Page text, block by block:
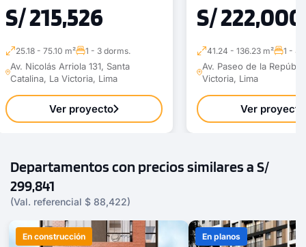
S/ 215,526
25.18 - 75.10 m² 1 - 3 dorms.
Av. Nicolás Arriola 131, Santa
Catalina, La Victoria, Lima
Ver proyecto
S/ 222,000
41.24 - 136.23 m² 1 - 4
Av. Paseo de la
Victoria, Lima
Ver proyecto
Departamentos con precios similares a S/
299,841
(Val. referencial $ 88,422)
En construcción En planos